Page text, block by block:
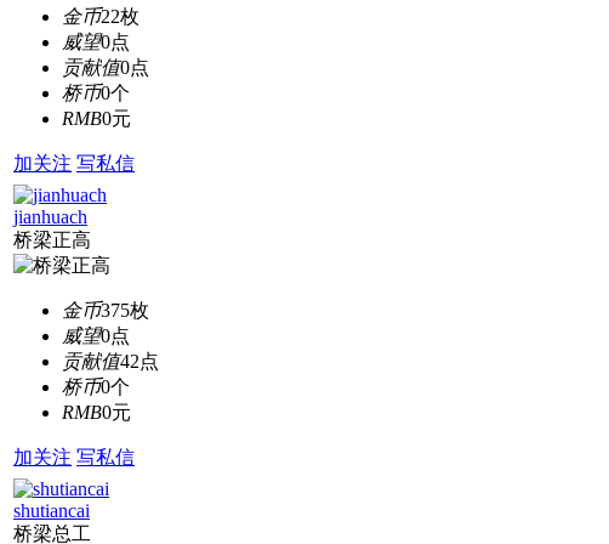
金币22枚
威望0点
贡献值0点
桥币0个
RMB0元
加关注 写私信
jianhuach
桥梁正高
金币375枚
威望0点
贡献值42点
桥币0个
RMB0元
加关注 写私信
shutiancai
桥梁总工